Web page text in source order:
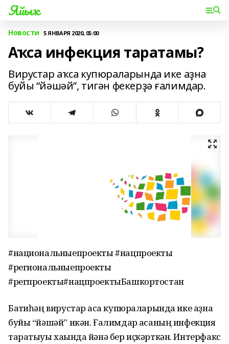
Яйыҡ
Новости 5 ЯНВАРЯ 2020, 05:00
Аҡса инфекция таратамы?
Вирустар аҡса купюраларында ике аҙна
буйы “йәшәй”, тигән фекерҙә ғалимдар.
#национальныепроекты #нацпроекты
#региональныепроекты
#регпроекты#нацпроектыБашкортостан
Баҡтиһәң вирустар аҡса купюраларында ике аҙна
буйы “йәшәй” икән. Ғалимдар аҡсаның инфекция
таратыуы хаҡында йәнә бер иҫкәрткән. Интерфакс